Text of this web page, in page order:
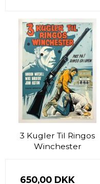
3 Kugler Til Ringos
Winchester
650,00 DKK